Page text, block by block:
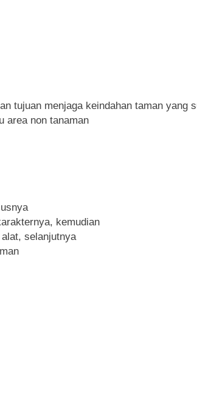
tujuan menjaga keindahan taman yang
area non tanaman
kemudian
selanjutnya